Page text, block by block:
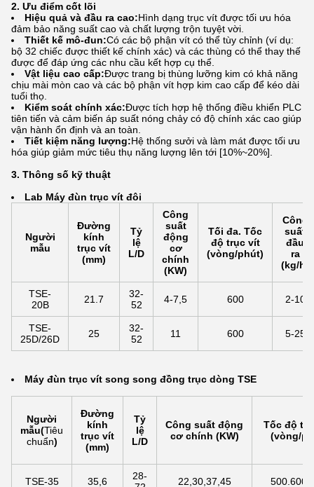
2. Ưu điểm cốt lõi
Hiệu quả và đầu ra cao:Hình dạng trục vít được tối ưu hóa
đảm bảo năng suất cao và chất lượng trộn tuyệt vời.
Thiết kế mô-đun:Có các bộ phận vít có thể tùy chỉnh (ví dụ:
bộ 32 chiếc được thiết kế chính xác) và các thùng có thể thay thế
được để đáp ứng các nhu cầu kết hợp cụ thể.
Vật liệu cao cấp:Được trang bị thùng lưỡng kim có khả năng
chịu mài mòn cao và các bộ phận vít hợp kim cao cấp để kéo dài
tuổi thọ.
Kiểm soát chính xác:Được tích hợp hệ thống điều khiển PLC
tiên tiến và cảm biến áp suất nóng chảy có độ chính xác cao giúp
vận hành ổn định và an toàn.
Tiết kiệm năng lượng:Hệ thống sưởi và làm mát được tối ưu
hóa giúp giảm mức tiêu thụ năng lượng lên tới [10%~20%].
3. Thông số kỹ thuật
Lab Máy đùn trục vít đôi
Người
mẫu
Đường
kính
trục vít
(mm)
Tỷ
lệ
L/D
Công
suất
động
cơ
chính
(KW)
Tối đa. Tốc
độ trục vít
(vòng/phút)
Công
suất
đầu
ra
(kg/h)
TSE-
20B
21.7
32-
52
4-7,5 600 2-10
TSE-
25D/26D
25
32-
52
11 600 5-25
Máy đùn trục vít song song đồng trục dòng TSE
Người
mẫu(Tiêu
chuẩn)
Đường
kính
trục vít
(mm)
Tỷ
lệ
L/D
Công suất động
cơ chính (KW)
Tốc độ
(vòng/
TSE-35 35,6
28-
22,30,37,45